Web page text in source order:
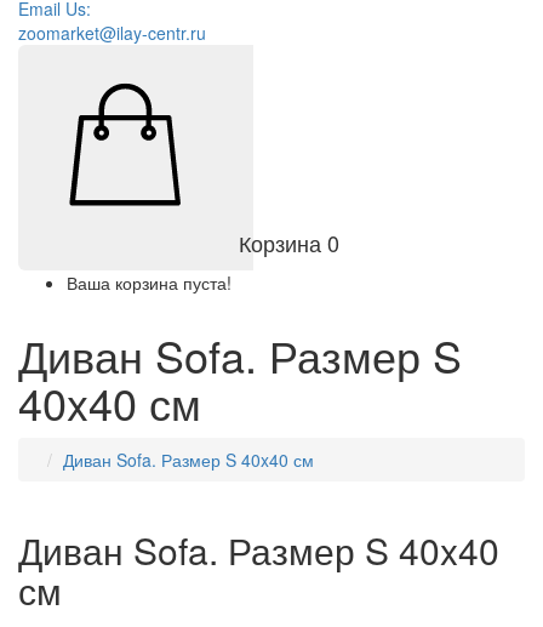
Email Us:
zoomarket@ilay-centr.ru
Корзина0
Ваша корзина пуста!
Диван Sofa. Размер S
40x40 см
Диван Sofa. Размер S 40x40 см
Диван Sofa. Размер S 40x40
см